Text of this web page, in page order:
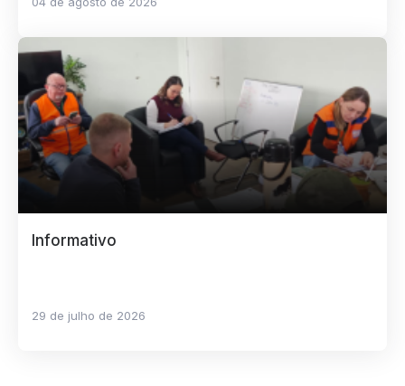
Informativo
29 de julho de 2026